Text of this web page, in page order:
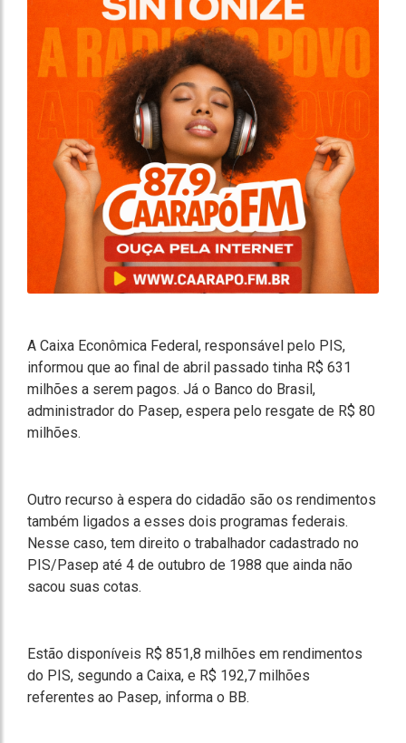
A Caixa Econômica Federal, responsável pelo PIS,
informou que ao final de abril passado tinha R$ 631
milhões a serem pagos. Já o Banco do Brasil,
administrador do Pasep, espera pelo resgate de R$ 80
milhões.
Outro recurso à espera do cidadão são os rendimentos
também ligados a esses dois programas federais.
Nesse caso, tem direito o trabalhador cadastrado no
PIS/Pasep até 4 de outubro de 1988 que ainda não
sacou suas cotas.
Estão disponíveis R$ 851,8 milhões em rendimentos
do PIS, segundo a Caixa, e R$ 192,7 milhões
referentes ao Pasep, informa o BB.